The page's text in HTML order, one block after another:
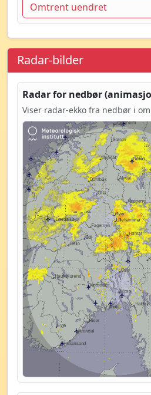
Omtrent uendret
Radar-bilder
Radar for nedbør
Viser radar-ekko fra nedbør i